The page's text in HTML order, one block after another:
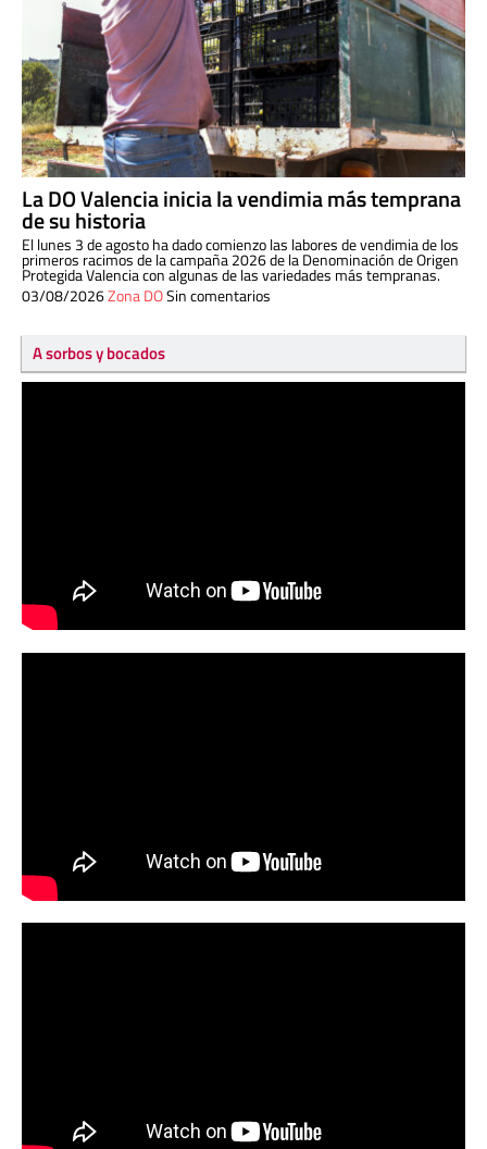
La DO Valencia inicia la vendimia más temprana
de su historia
El lunes 3 de agosto ha dado comienzo las labores de vendimia de los
primeros racimos de la campaña 2026 de la Denominación de Origen
Protegida Valencia con algunas de las variedades más tempranas.
03/08/2026Zona DOSin comentarios
A sorbos y bocados